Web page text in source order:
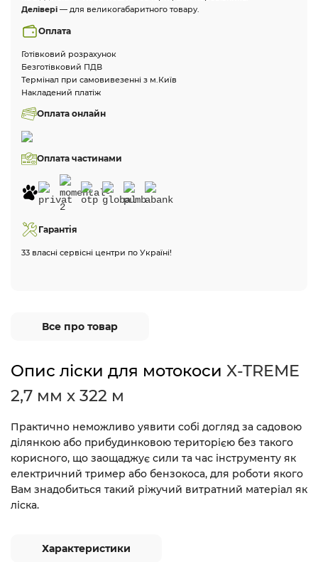
Делівері — для великогабаритного товару.
Оплата
Готівковий розрахунок
Безготівковий ПДВ
Термінал при самовивезенні з м.Київ
Накладений платіж
Оплата онлайн
Оплата частинами
Гарантія
33 власні сервісні центри по Україні!
Все про товар
Опис ліски для мотокоси X-TREME
2,7 мм х 322 м
Практично неможливо уявити собі догляд за садовою
ділянкою або прибудинковою територією без такого
корисного, що заощаджує сили та час інструменту як
електричний тример або бензокоса, для роботи якого
Вам знадобиться такий ріжучий витратний матеріал як
ліска.
Характеристики